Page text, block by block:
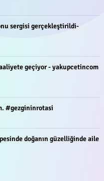
sergisi gerçekleştirildi-
geçiyor - yakupcetincom
#gezgininrotasi
doğanın güzelliğinde aile